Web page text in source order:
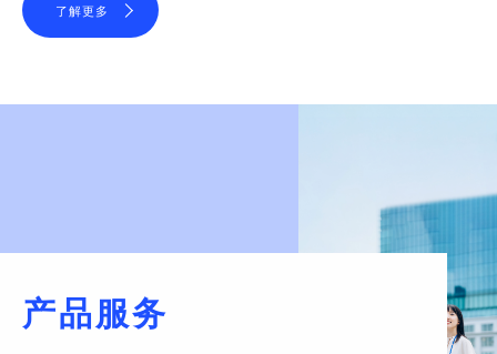
了解更多
产品服务